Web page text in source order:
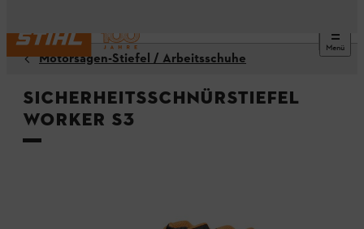
Menü
Motorsägen-Stiefel / Arbeitsschuhe
Sicherheitsschnürstiefel
WORKER S3